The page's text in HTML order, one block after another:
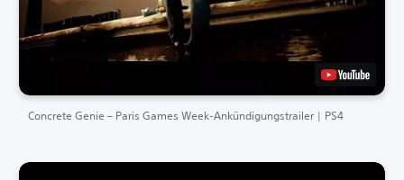
Concrete Genie – Paris Games Week-Ankündigungstrailer | PS4